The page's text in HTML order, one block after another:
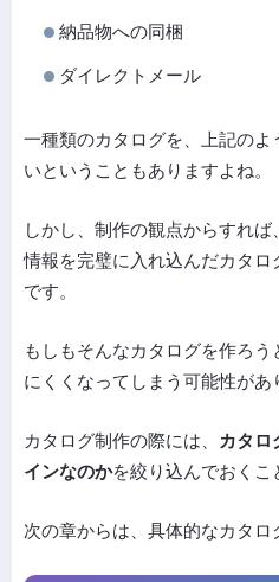
納品物への同梱
ダイレクトメール
一種類のカタログを、上記の
いということもありますよね。
しかし、制作の観点からすれ
情報を完璧に入れ込んだカタ
です。
もしもそんなカタログを作ろ
にくくなってしまう可能性があ
カタログ制作の際には、
カタロ
インなのかを絞り込んでおくこ
次の章からは、具体的なカタロ